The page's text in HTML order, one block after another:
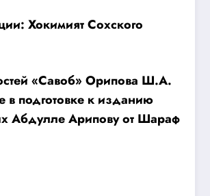
Хокимият Сохского
«Савоб» Орипова Ш.А.
подготовке к изданию
Абдулле Арипову от Шараф